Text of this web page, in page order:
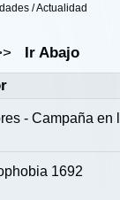
/ Actualidad
Ir Abajo
- Campaña en
1692